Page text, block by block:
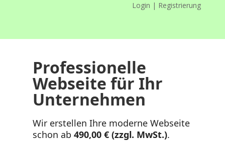
Login | Registrierung
Professionelle
Webseite für Ihr
Unternehmen
Wir erstellen Ihre moderne Webseite
schon ab 490,00 € (zzgl. MwSt.).